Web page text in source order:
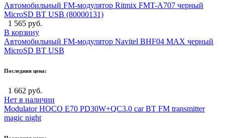
Автомобильный FM-модулятор Ritmix FMT-A707 черный
MicroSD BT USB (80000131)
1 565 руб.
В корзину
Автомобильный FM-модулятор Navitel BHF04 MAX черный
MicroSD BT USB
Последняя цена:
1 662 руб.
Нет в наличии
Modulator HOCO E70 PD30W+QC3.0 car BT FM transmitter
magic night